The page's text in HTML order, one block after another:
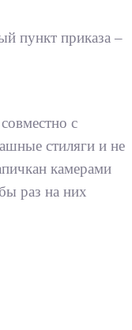
пункт приказа –
с
стиляги и не
камерами
раз на них